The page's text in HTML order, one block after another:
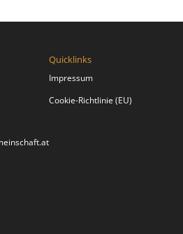
Quicklinks
Impressum
Cookie-Richtlinie (EU)